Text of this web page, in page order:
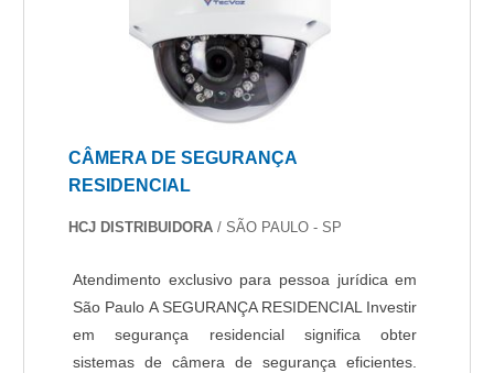
e residenciais. Líder em qualidade, a empresa
oferece uma variedade de itens como câmeras
de segurança e blindagem com ótima qualidade
e excelente custo-benefício.Se diferenciando
dentro de seu segmento, a empresa consegue
cuidadoso e que busca a satisfação do cliente. A
Protelt é uma empresa que tem despontado no
segmento pela seriedade e qualidade, que
clientes..
segurança e qualidade, além de oferecer
flexibilidade para atender às diversas demandas
do setor industrial e corporativo. A portaria
híbrida é especialmente indicada para empresas
e condomínios que valorizam um modelo
eficiente e equilibrado, com custos reduzidos e
CÂMERA DE SEGURANÇA
RESIDENCIAL
HCJ DISTRIBUIDORA / SÃO PAULO - SP
Atendimento exclusivo para pessoa jurídica em
São Paulo A SEGURANÇA RESIDENCIAL Investir
em segurança residencial significa obter
sistemas de câmera de segurança eficientes.